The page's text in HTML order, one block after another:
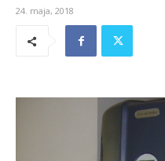
24. maja, 2018